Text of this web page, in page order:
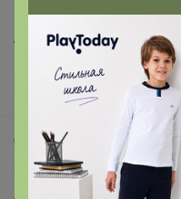
Анонсы
Новости
Поддержка альпак
Самое выгодное
Хиты продаж